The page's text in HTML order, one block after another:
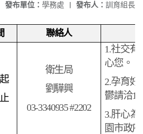
發布人： 訓育組長
發布單位： 學務處 |
聯絡人
起
止
衛生局
劉驊興
03-3340935 #2202
1.社交有
心您。
2.孕育好
鬱請洽
3.肝心為
園市政